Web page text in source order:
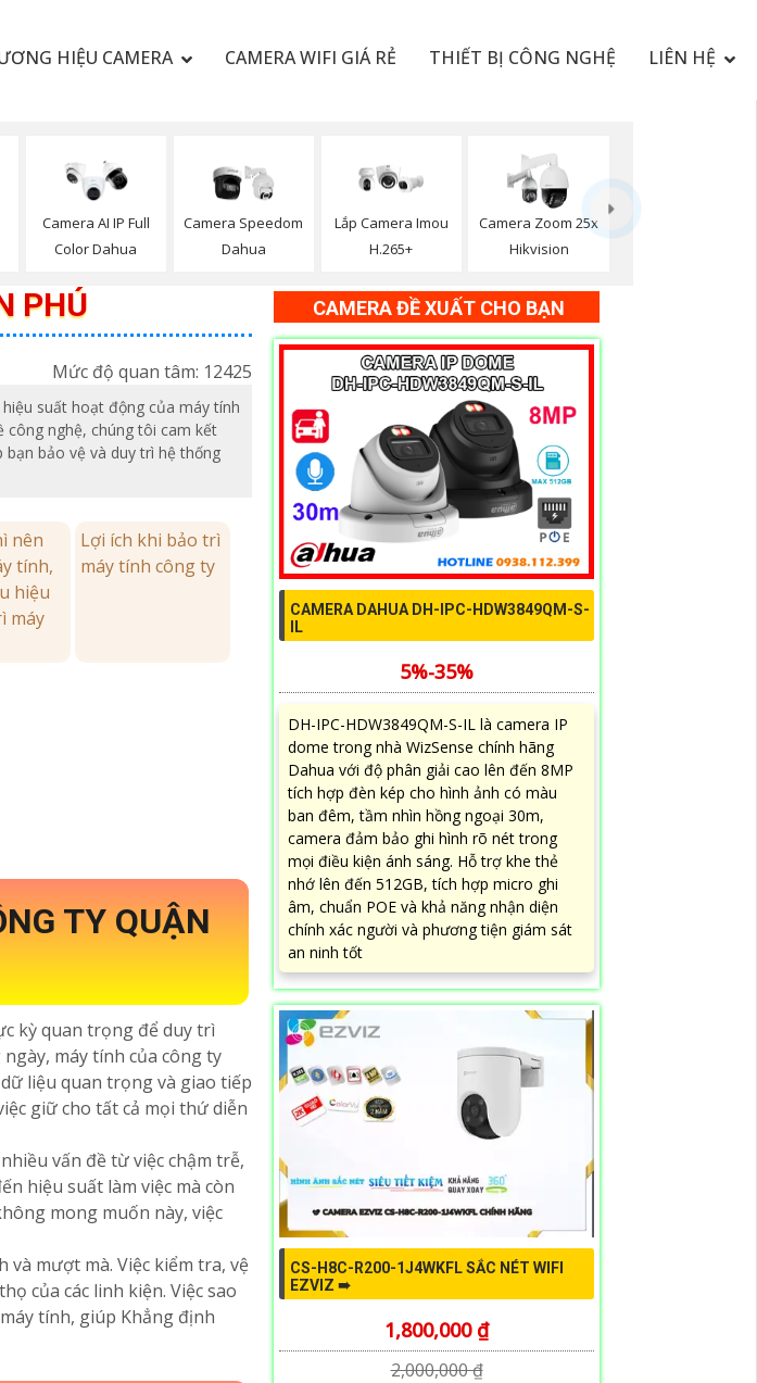
HIỆU CAMERA CAMERA WIFI GIÁ RẺ THIẾT BỊ CÔNG NGHỆ LIÊN HỆ
Camera AI IP Full
Color Dahua
Camera Speedom
Dahua
Lắp Camera Imou
H.265+
Camera Zoom 25x
Hikvision
PHÚ
Mức độ quan tâm: 12425
suất hoạt động của máy tính
công nghệ, chúng tôi cam kết
bảo vệ và duy trì hệ thống
nên
tính,
hiệu
máy
Lợi ích khi bảo trì
máy tính công ty
TY QUẬN
kỳ quan trọng để duy trì
máy tính của công ty
liệu quan trọng và giao tiếp
giữ cho tất cả mọi thứ diễn
vấn đề từ việc chậm trễ,
hiệu suất làm việc mà còn
mong muốn này, việc
mượt mà. Việc kiểm tra, vệ
của các linh kiện. Việc sao
tính, giúp Khẳng định
CAMERA ĐỀ XUẤT CHO BẠN
CAMERA DAHUA DH-IPC-HDW3849QM-S-
IL
5%-35%
DH-IPC-HDW3849QM-S-IL là camera IP
dome trong nhà WizSense chính hãng
Dahua với độ phân giải cao lên đến 8MP
tích hợp đèn kép cho hình ảnh có màu
ban đêm, tầm nhìn hồng ngoại 30m,
camera đảm bảo ghi hình rõ nét trong
mọi điều kiện ánh sáng. Hỗ trợ khe thẻ
nhớ lên đến 512GB, tích hợp micro ghi
âm, chuẩn POE và khả năng nhận diện
chính xác người và phương tiện giám sát
an ninh tốt
CS-H8C-R200-1J4WKFL SẮC NÉT WIFI
EZVIZ ➠
1,800,000 ₫
2,000,000 ₫